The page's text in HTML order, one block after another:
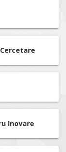
Inovare